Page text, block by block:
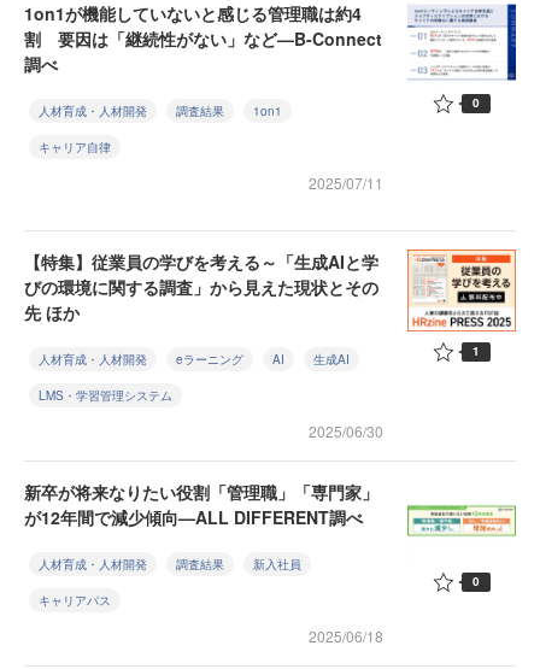
1on1が機能していないと感じる管理職は約4
割 要因は「継続性がない」など—B-Connect
調べ
人材育成・人材開発 調査結果 1on1
キャリア自律
2025/07/11
0
【特集】従業員の学びを考える～「生成AIと学
びの環境に関する調査」から見えた現状とその
先 ほか
人材育成・人材開発 eラーニング AI 生成AI
LMS・学習管理システム
2025/06/30
1
新卒が将来なりたい役割「管理職」「専門家」
が12年間で減少傾向—ALL DIFFERENT調べ
人材育成・人材開発 調査結果 新入社員
キャリアパス
2025/06/18
0